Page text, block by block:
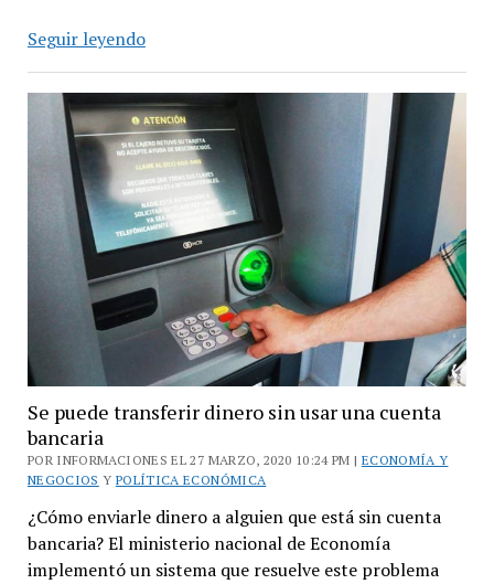
Seguir leyendoKicillof
seis
medidas
de
impulso
al
comercio
y
la
producción
Se puede transferir dinero sin usar una cuenta
bancaria
POR INFORMACIONES EL 27 MARZO, 2020 10:24 PM | ECONOMÍA Y
NEGOCIOS Y POLÍTICA ECONÓMICA
¿Cómo enviarle dinero a alguien que está sin cuenta
bancaria? El ministerio nacional de Economía
implementó un sistema que resuelve este problema